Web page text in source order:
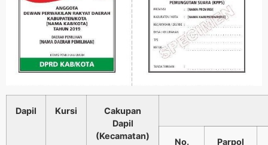
Dapil Kursi
Cakupan
Dapil
(Kecamatan)
No.
Parpol